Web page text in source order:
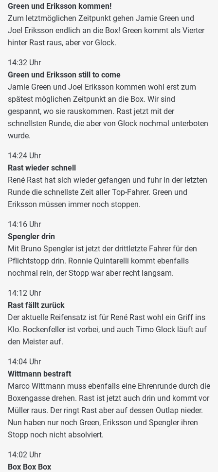
Green und Eriksson kommen!
Zum letztmöglichen Zeitpunkt gehen Jamie Green und
Joel Eriksson endlich an die Box! Green kommt als Vierter
hinter Rast raus, aber vor Glock.
14:32 Uhr
Green und Eriksson still to come
Jamie Green und Joel Eriksson kommen wohl erst zum
spätest möglichen Zeitpunkt an die Box. Wir sind
gespannt, wo sie rauskommen. Rast jetzt mit der
schnellsten Runde, die aber von Glock nochmal unterboten
wurde.
14:24 Uhr
Rast wieder schnell
René Rast hat sich wieder gefangen und fuhr in der letzten
Runde die schnellste Zeit aller Top-Fahrer. Green und
Eriksson müssen immer noch stoppen.
14:16 Uhr
Spengler drin
Mit Bruno Spengler ist jetzt der drittletzte Fahrer für den
Pflichtstopp drin. Ronnie Quintarelli kommt ebenfalls
nochmal rein, der Stopp war aber recht langsam.
14:12 Uhr
Rast fällt zurück
Der aktuelle Reifensatz ist für René Rast wohl ein Griff ins
Klo. Rockenfeller ist vorbei, und auch Timo Glock läuft auf
den Meister auf.
14:04 Uhr
Wittmann bestraft
Marco Wittmann muss ebenfalls eine Ehrenrunde durch die
Boxengasse drehen. Rast ist jetzt auch drin und kommt vor
Müller raus. Der ringt Rast aber auf dessen Outlap nieder.
Nun haben nur noch Green, Eriksson und Spengler ihren
Stopp noch nicht absolviert.
14:02 Uhr
Box Box Box